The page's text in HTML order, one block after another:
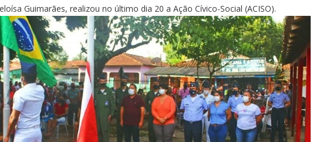
Guimarães, realizou no último dia 20 a Ação Cívico-Social (ACISO).